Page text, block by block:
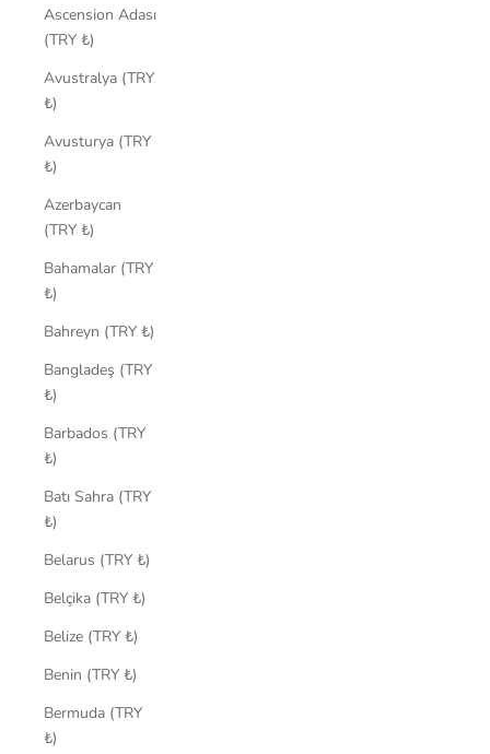
Ascension Adası
(TRY ₺)
Avustralya (TRY
₺)
Avusturya (TRY
₺)
Azerbaycan
(TRY ₺)
Bahamalar (TRY
₺)
Bahreyn (TRY ₺)
Bangladeş (TRY
₺)
Barbados (TRY
₺)
Batı Sahra (TRY
₺)
Belarus (TRY ₺)
Belçika (TRY ₺)
Belize (TRY ₺)
Benin (TRY ₺)
Bermuda (TRY
₺)